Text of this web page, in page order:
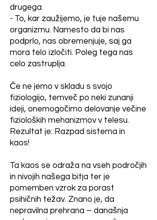
V današnjem kapitalističnem
svetu vsak stremi k dobičku.
Mislite, da bi si lahko
privoščili tveganje, da bi
kokoši poginile? Seveda ne.
natančno ve, kaj kokoš
potrebuje za optimalno rast
in produktivnost. Dodajajo ji
prehranske dodatke, da bi ji
zagotovili zdravje, srečo in
prodajo.
Zakaj pa potem za kokoši
zahtevate talno rejo, zase pa
sprejemate »baterijsko rejo«,
**PREKOMERNA KOLIČINA
BELJAKOVIN** v prehrani je
tudi škodljivo. Presežek
in ledvice in se pretvori v
maščobo. Zato danes
moderni beljakovinski
dodatki ne le, da ne koristijo,
*Neumnosti v zvezii s
prehrano*
drugega.
- To, kar zaužijemo, je tuje našemu
organizmu. Namesto da bi nas
podprlo, nas obremenjuje, saj ga
mora telo izločiti. Poleg tega nas
celo zastruplja.
Če ne jemo v skladu s svojo
fiziologijo, temveč po neki zunanji
ideji, onemogočimo delovanje večine
fizioloških mehanizmov v telesu.
Rezultat je: Razpad sistema in
kaos!
Ta kaos se odraža na vseh področjih
in nivojih našega bitja ter je
pomemben vzrok za porast
psihičnih težav. Znano je, da
nepravilna prehrana – današnja